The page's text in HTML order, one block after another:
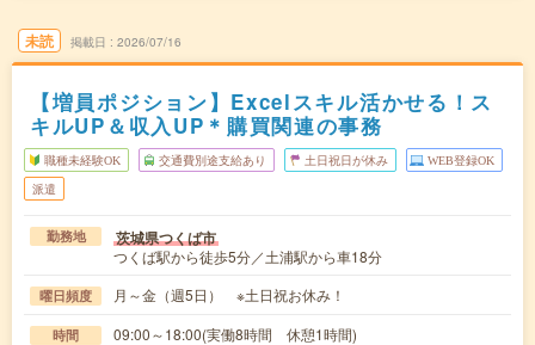
未読 掲載日 2026/07/16
【増員ポジション】Excelスキル活かせる！ス
キルUP＆収入UP＊購買関連の事務
職種未経験OK 交通費別途支給あり 土日祝日が休み WEB登録OK
派遣
勤務地 茨城県つくば市
つくば駅から徒歩5分／土浦駅から車18分
曜日頻度 月～金（週5日） ※土日祝お休み！
時間 09:00～18:00(実働8時間 休憩1時間)